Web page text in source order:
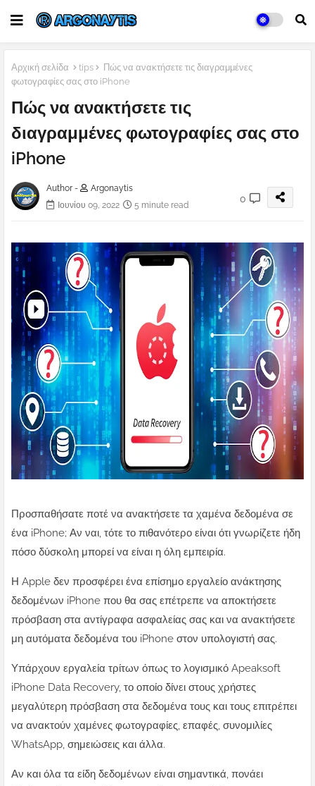
Αρχική σελίδα tips
Πώς να ανακτήσετε τις διαγραμμένες
φωτογραφίες σας στο iPhone
Πώς να ανακτήσετε τις
διαγραμμένες φωτογραφίες σας στο
iPhone
Author -
Argonaytis
Ιουνίου 09, 2022
5 minute read
0
Προσπαθήσατε ποτέ να ανακτήσετε τα χαμένα δεδομένα σε
ένα iPhone; Αν ναι, τότε το πιθανότερο είναι ότι γνωρίζετε ήδη
πόσο δύσκολη μπορεί να είναι η όλη εμπειρία.
Η Apple δεν προσφέρει ένα επίσημο εργαλείο ανάκτησης
δεδομένων iPhone που θα σας επέτρεπε να αποκτήσετε
πρόσβαση στα αντίγραφα ασφαλείας σας και να ανακτήσετε
μη αυτόματα δεδομένα του iPhone στον υπολογιστή σας.
Υπάρχουν εργαλεία τρίτων όπως το λογισμικό Apeaksoft
iPhone Data Recovery, το οποίο δίνει στους χρήστες
μεγαλύτερη πρόσβαση στα δεδομένα τους και τους επιτρέπει
να ανακτούν χαμένες φωτογραφίες, επαφές, συνομιλίες
WhatsApp, σημειώσεις και άλλα.
Αν και όλα τα είδη δεδομένων είναι σημαντικά, πονάει